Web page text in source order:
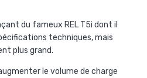
du fameux REL T5i dont il
techniques, mais
plus grand.
le volume de charge